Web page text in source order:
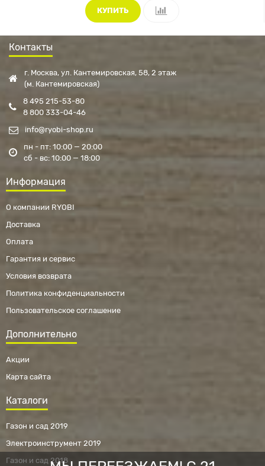
КУПИТЬ
Контакты
г. Москва, ул. Кантемировская, 58, 2 этаж
(м. Кантемировская)
8 495 215-53-80
8 800 333-04-46
info@ryobi-shop.ru
пн - пт: 10:00 — 20:00
сб - вс: 10:00 — 18:00
Информация
О компании RYOBI
Доставка
Оплата
Гарантия и сервис
Условия возврата
Политика конфиденциальности
Пользовательское соглашение
Дополнительно
Акции
Карта сайта
Каталоги
Газон и сад 2019
Электроинструмент 2019
Газон и сад 2018